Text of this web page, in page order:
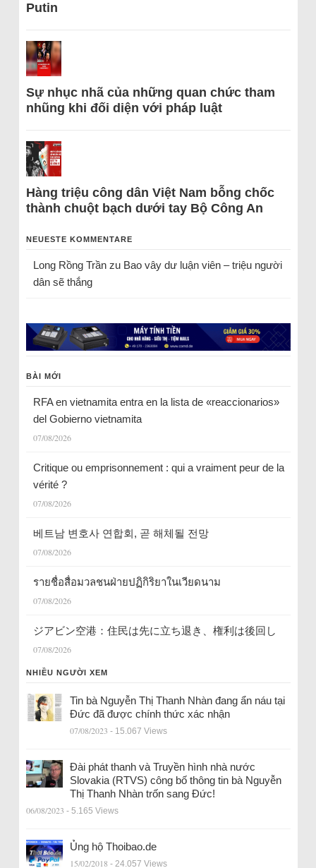
Putin
Sự nhục nhã của những quan chức tham
nhũng khi đối diện với pháp luật
Hàng triệu công dân Việt Nam bỗng chốc
thành chuột bạch dưới tay Bộ Công An
NEUESTE KOMMENTARE
Long Rồng Trầnzu Bao vây dư luận viên – triệu người
dân sẽ thắng
BÀI MỚI
RFA en vietnamita entra en la lista de «reaccionarios»
del Gobierno vietnamita
07/08/2026
Critique ou emprisonnement : qui a vraiment peur de la
vérité ?
07/08/2026
베트남 변호사 연합회, 곧 해체될 전망
07/08/2026
รายชื่อสื่อมวลชนฝ่ายปฏิกิริยาในเวียดนาม
07/08/2026
ジアビン空港：住民は先に立ち退き、権利は後回し
07/08/2026
NHIỀU NGƯỜI XEM
Tin bà Nguyễn Thị Thanh Nhàn đang ẩn náu tại
Đức đã được chính thức xác nhận
07/08/2023 - 15.067 Views
Đài phát thanh và Truyền hình nhà nước
Slovakia (RTVS) công bố thông tin bà Nguyễn
Thị Thanh Nhàn trốn sang Đức!
06/08/2023 - 5.165 Views
Ủng hộ Thoibao.de
15/02/2018 - 24.057 Views